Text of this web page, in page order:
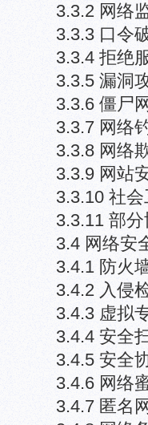
3.3.2 网络
3.3.3 口令
3.3.4 拒绝
3.3.5 漏洞
3.3.6 僵尸
3.3.7 网络
3.3.8 网络
3.3.9 网站
3.3.10 社
3.3.11 部
3.4 网络安
3.4.1 防火
3.4.2 入侵
3.4.3 虚拟
3.4.4 安全
3.4.5 安全
3.4.6 网络
3.4.7 匿名